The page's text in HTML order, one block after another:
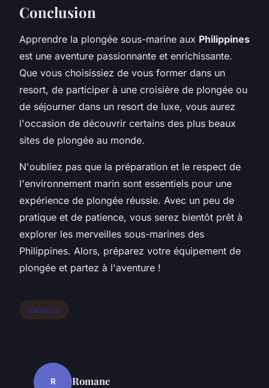
Conclusion
Apprendre la plongée sous-marine aux Philippines
est une aventure passionnante et enrichissante.
Que vous choisissiez de vous former dans un
resort, de participer à une croisière de plongée ou
de séjourner dans un resort de luxe, vous aurez
l'occasion de découvrir certains des plus beaux
sites de plongée au monde.
N'oubliez pas que la préparation et le respect de
l'environnement marin sont essentiels pour une
expérience de plongée réussie. Avec un peu de
pratique et de patience, vous serez bientôt prêt à
explorer les merveilles sous-marines des
Philippines. Alors, préparez votre équipement de
plongée et partez à l'aventure !
Vacance
R Romane